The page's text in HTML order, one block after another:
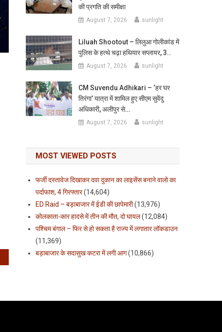
की प्रगति की समीक्षा
August 7, 2026 sunlight
Liluah Shootout – लिलुआ गोलीकांड में
पुलिस के हत्थे चढ़ा हथियार सप्लायर, 3..
August 7, 2026 sunlight
CM Suvendu Adhikari – ‘हर घर
तिरंगा’ यात्रा में शामिल हुए सीएम सुवेंदु
अधिकारी, अलीपुर से…
August 7, 2026 sunlight
MOST VIEWED POSTS
फर्जी दस्तावेज दिखाकर दवा दुकान का लाइसेंस बनाने वालो का
पर्दाफाश, 4 गिरफ्तार(14,604)
ED Raid – बड़ाबाजार में ईडी की छापेमारी(13,976)
कोलकाता-कार हादसे में तीन की मौत, दो घायल(12,084)
पश्चिम बंगाल – फिर से हो सकता है राज्य में लगातार लॉकडाउन
(11,369)
बड़ाबाजार के सदासुख कटरा में लगी आग(10,866)